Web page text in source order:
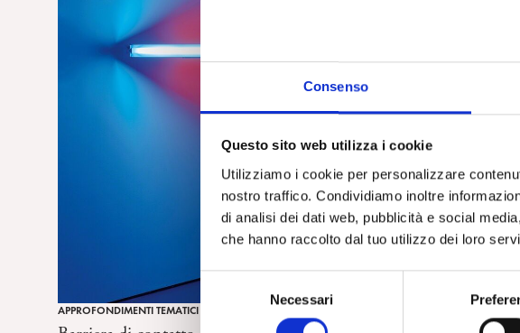
Consenso
Questo sito web utilizza i cookie
Utilizziamo i cookie per personalizzare
nostro traffico. Condividiamo inoltre
di analisi dei dati web, pubblicità e social
che hanno raccolto dal tuo utilizzo dei loro
S
e
Necessari
APPROFONDIMENTI TEMATICI
25